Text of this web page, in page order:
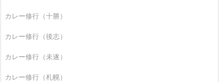
カレー修行（十勝）
カレー修行（後志）
カレー修行（未遂）
カレー修行（札幌）